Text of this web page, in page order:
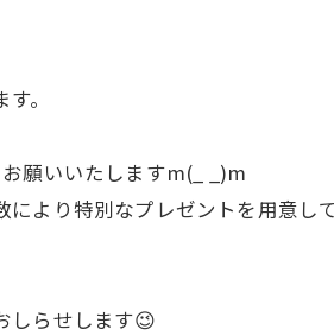
。
願いいたしますm(_ _)m
より特別なプレゼントを用意し
しらせします😉